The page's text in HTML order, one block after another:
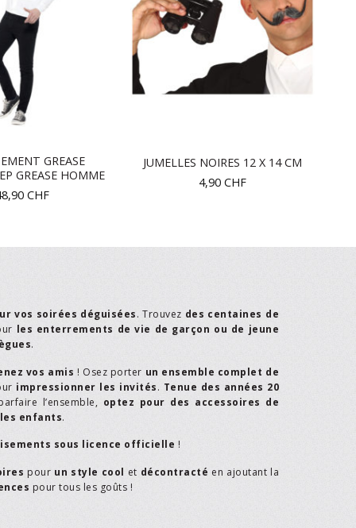
GREASE
GREASE HOMME
CHF
JUMELLES NOIRES 12 X 14 CM
4,90 CHF
vos soirées déguisées. Trouvez des centaines de
les enterrements de vie de garçon ou de jeune
.
vos amis ! Osez porter un ensemble complet de
impressionner les invités. Tenue des années 20
l’ensemble, optez pour des accessoires de
les enfants.
sous licence officielle !
pour un style cool et décontracté en ajoutant la
pour tous les goûts !